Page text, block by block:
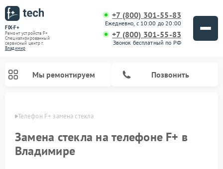
FIX-F+
Ремонт устройств F+
Специализированный
cервисный центр г.
Владимир
+7 (800) 301-55-83
Ежедневно, с 10:00 до 20:00
+7 (800) 301-55-83
Звонок бесплатный по РФ
Мы ремонтируем Позвонить
Телефон F+ замена стекла
Замена стекла на телефоне F+ в
Владимире